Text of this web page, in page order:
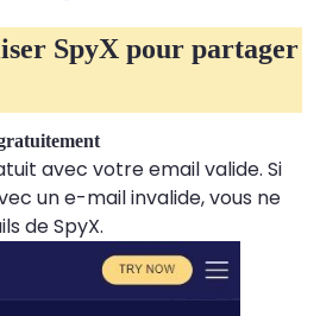
SpyX pour partager
avec votre email valide. Si
un e-mail invalide, vous ne
de SpyX.